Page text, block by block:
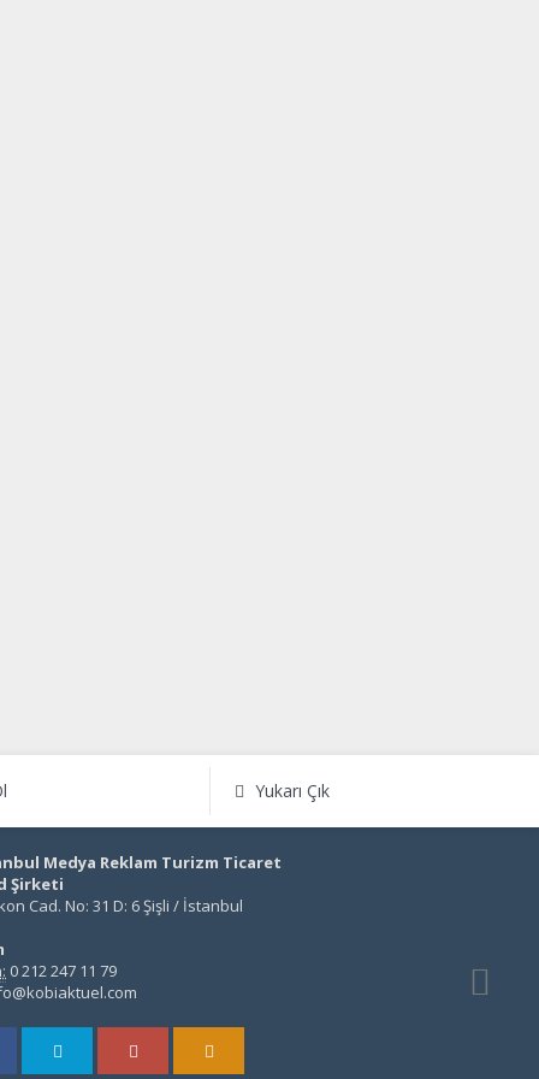
Yukarı Çık
Medya Reklam Turizm Ticaret
Şirketi
Cad. No: 31 D: 6 Şişli / İstanbul
0 212 247 11 79